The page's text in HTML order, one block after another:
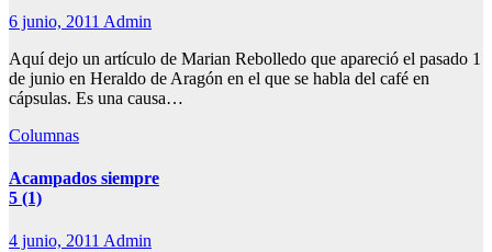
6 junio, 2011 Admin
Aquí dejo un artículo de Marian Rebolledo que apareció el pasado 1
de junio en Heraldo de Aragón en el que se habla del café en
cápsulas. Es una causa…
Columnas
Acampados siempre
5 (1)
4 junio, 2011 Admin